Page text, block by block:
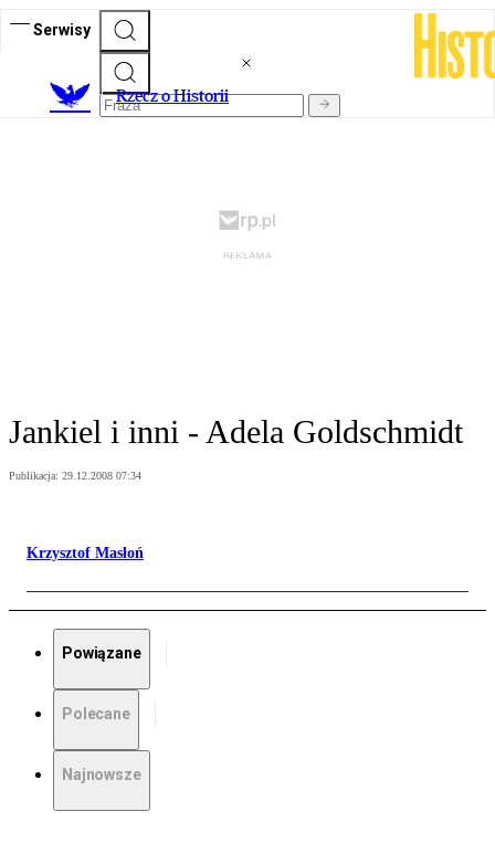
Serwisy
Rzecz o Historii
Jankiel i inni - Adela Goldschmidt
Publikacja: 29.12.2008 07:34
Krzysztof Masłoń
Powiązane
Polecane
Najnowsze